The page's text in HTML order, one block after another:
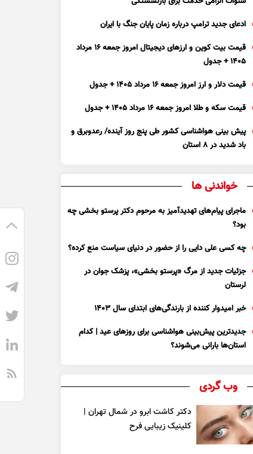
ادعای جدید ترامپ درباره زمان پایان جنگ با ایران
قیمت بیت کوین و ارز‌های دیجیتال امروز جمعه ۱۶ مرداد
۱۴۰۵ + جدول
قیمت دلار و ارز امروز جمعه ۱۶ مرداد ۱۴۰۵ + جدول
قیمت سکه و طلا امروز جمعه ۱۶ مرداد ۱۴۰۵ + جدول
پیش بینی هواشناسی کشور طی پنج روز آینده/ رعدوبرق و
باد شدید در ۸ استان
خواندنی ها
ماجرای پیام‌های تهدیدآمیز به مرحوم دکتر پرستو بخشی چه
بود؟
چه کسی علی دایی را از حضور در دنیای سیاست منع کرده؟
جزئیات جدید از مرگ «پرستو بخشی»، پزشک جوان در
لرستان
خبر امیدوار کننده از بارندگی‌های ابتدای سال ۱۴۰۳
جدیدترین پیش‌بینی هواشناسی برای روزهای عید | کدام
استان‌ها بارانی می‌شوند؟
وب گردی
دکتر کاشت ابرو در شمال تهران |
کلینیک زیبایی فرح